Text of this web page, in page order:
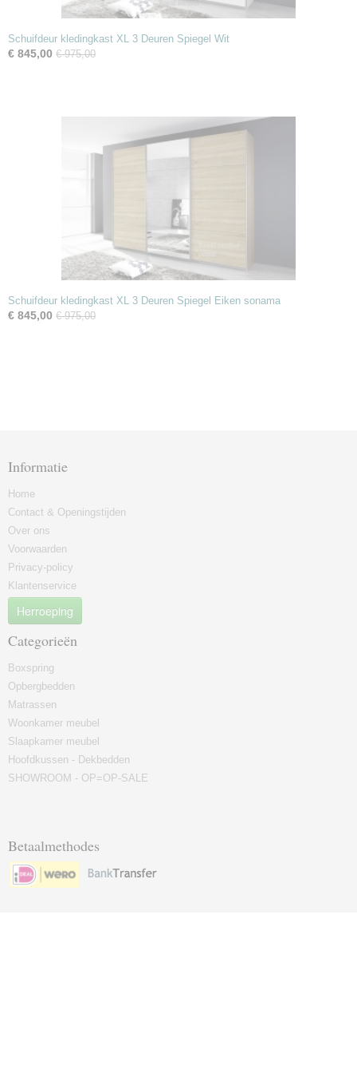
Schuifdeur kledingkast XL 3 Deuren Spiegel Wit
€ 845,00 € 975,00
Schuifdeur kledingkast XL 3 Deuren Spiegel Eiken sonama
€ 845,00 € 975,00
Informatie
Home
Contact & Openingstijden
Over ons
Voorwaarden
Privacy-policy
Klantenservice
Herroeping
Categorieën
Boxspring
Opbergbedden
Matrassen
Woonkamer meubel
Slaapkamer meubel
Hoofdkussen - Dekbedden
SHOWROOM - OP=OP-SALE
Betaalmethodes